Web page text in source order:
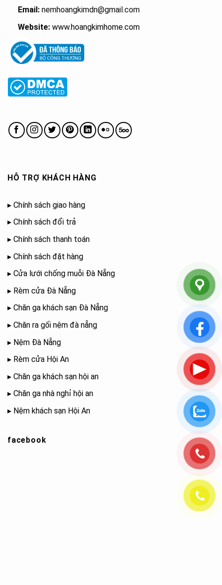
Email:nemhoangkimdn@gmail.com
Website: www.hoangkimhome.com
HỖ TRỢ KHÁCH HÀNG
▸ Chính sách giao hàng
▸ Chính sách đổi trả
▸ Chính sách thanh toán
▸ Chính sách đặt hàng
▸ Cửa lưới chống muỗi Đà Nẵng
▸ Rèm cửa Đà Nẵng
▸ Chăn ga khách sạn Đà Nẵng
▸ Chăn ra gối nệm đà nẵng
▸ Nệm Đà Nẵng
▸ Rèm cửa Hội An
▸ Chăn ga khách sạn hội an
▸ Chăn ga nhà nghỉ hội an
▸ Nệm khách sạn Hội An
facebook